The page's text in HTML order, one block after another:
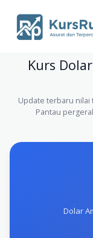
content
Kurs
Update terbaru nilai
Pantau
Dolar